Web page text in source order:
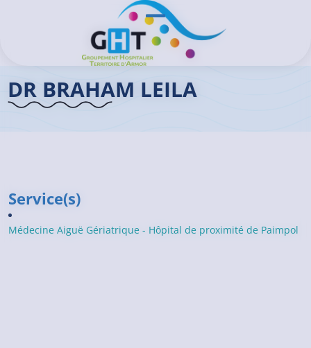
Ouvrir/Fermer le menu
>Dr BRAHAM Leila
DR BRAHAM LEILA
Service(s)
Médecine Aiguë Gériatrique - Hôpital de proximité de Paimpol
Panneau de gestion des cookies